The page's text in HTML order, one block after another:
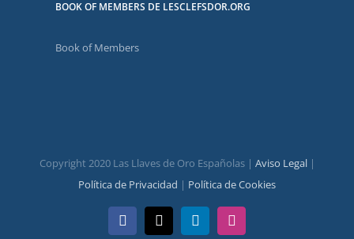
BOOK OF MEMBERS DE LESCLEFSDOR.ORG
Book of Members
Copyright 2020 Las Llaves de Oro Españolas | Aviso Legal|
Política de Privacidad | Política de Cookies
Facebook
X LinkedInInstagram